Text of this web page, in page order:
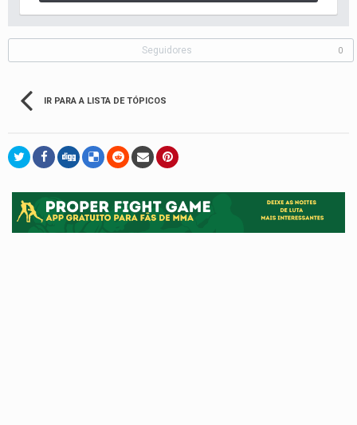
Seguidores 0
IR PARA A LISTA DE TÓPICOS